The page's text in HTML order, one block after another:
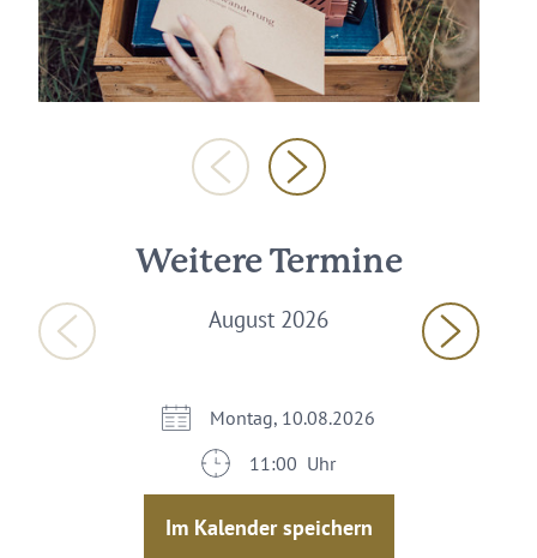
Weitere Termine
August 2026
Montag, 10.08.2026
11:00 Uhr
Im Kalender speichern